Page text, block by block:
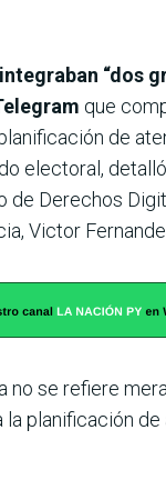
“dos
que
de
electoral,
de Derechos
Victor
no se refiere
la planificación